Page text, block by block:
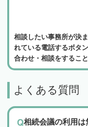
相談したい事務所が決
れている電話するボタ
合わせ・相談をするこ
よくある質問
相続会議の利用は